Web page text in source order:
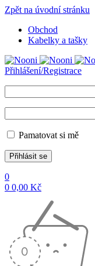
Zpět na úvodní stránku
Obchod
Kabelky a tašky
Přihlášení/Registrace
Pamatovat si mě
0
0 0,00 Kč